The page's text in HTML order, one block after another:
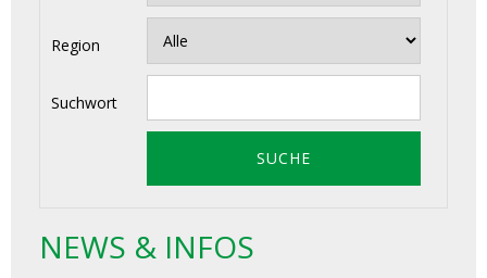
Region
Suchwort
NEWS & INFOS